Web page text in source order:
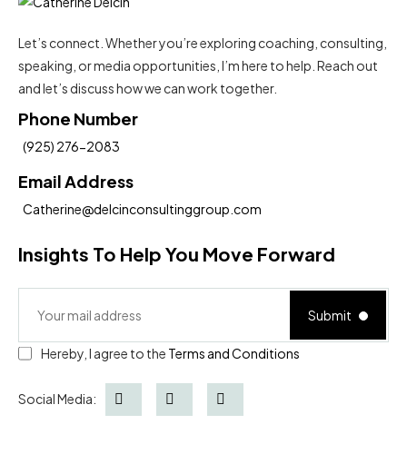
Let’s connect. Whether you’re exploring coaching, consulting,
speaking, or media opportunities, I’m here to help. Reach out
and let’s discuss how we can work together.
Phone Number
(925) 276-2083
Email Address
Catherine@delcinconsultinggroup.com
Insights To Help You Move Forward
Submit
Hereby, I agree to the Terms and Conditions
Social Media: